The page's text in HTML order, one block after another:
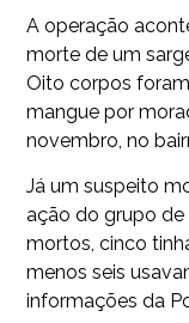
A operação
morte de um
Oito corpos
mangue por
novembro, no
Já um suspeito
ação do grupo de
mortos, cinco
menos seis
informações da